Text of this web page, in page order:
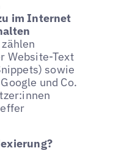
im Internet
zählen
Website-Text
sowie
und Co.